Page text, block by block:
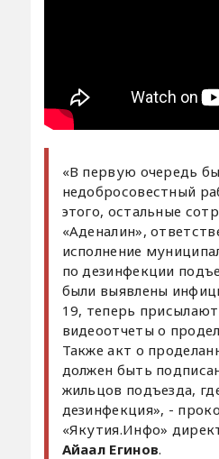
«В первую очередь
недобросовестный
этого, остальные
«Аденалин»,
исполнение
по дезинфекции
были выявлены
19, теперь
видеоотчеты о
Также акт о
должен быть
жильцов подъезда,
дезинфекция», -
«Якутия.Инфо»
Айаал Егинов.